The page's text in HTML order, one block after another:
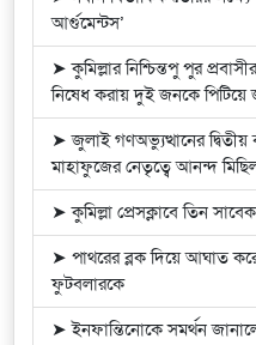
আর্গুমেন্টস’
➤ কুমিল্লার নিশ্চিন্তপু পুর
নিষেধ করায় দুই জনকে পিটিয়ে
➤ জুলাই গণঅভ্যুত্থানের দ্বিতীয়
মাহাফুজের নেতৃত্বে আনন্দ
➤ কুমিল্লা প্রেসক্লাবে তিন
➤ পাথরের ব্লক দিয়ে আঘাত
ফুটবলারকে
➤ ইনফান্তিনোকে সমর্থন